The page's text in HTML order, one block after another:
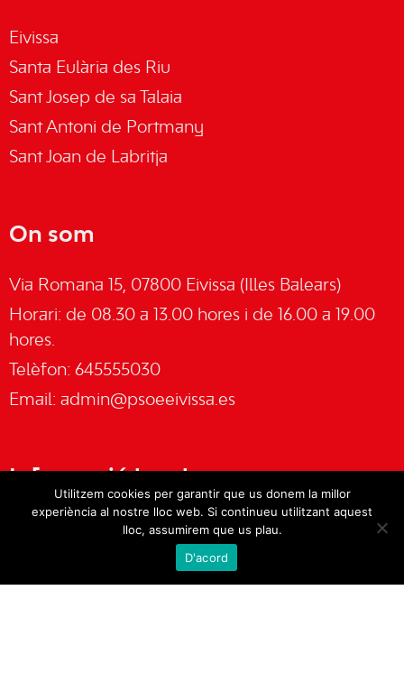
Eivissa
Santa Eulària des Riu
Sant Josep de sa Talaia
Sant Antoni de Portmany
Sant Joan de Labritja
On som
Via Romana 15, 07800 Eivissa (Illes Balears)
Horari: de 08.30 a 13.00 hores i de 16.00 a 19.00
hores.
Telèfon: 645555030
Email: admin@psoeeivissa.es
Informació legal
Política de privacitat
Utilitzem cookies per garantir que us donem la millor
experiència al nostre lloc web. Si continueu utilitzant aquest
lloc, assumirem que us plau.
D'acord